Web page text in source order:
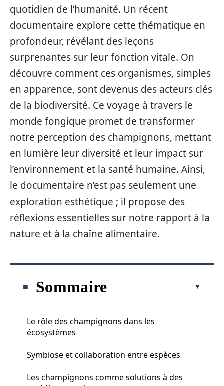
quotidien de l’humanité. Un récent
documentaire explore cette thématique en
profondeur, révélant des leçons
surprenantes sur leur fonction vitale. On
découvre comment ces organismes, simples
en apparence, sont devenus des acteurs clés
de la biodiversité. Ce voyage à travers le
monde fongique promet de transformer
notre perception des champignons, mettant
en lumière leur diversité et leur impact sur
l’environnement et la santé humaine. Ainsi,
le documentaire n’est pas seulement une
exploration esthétique ; il propose des
réflexions essentielles sur notre rapport à la
nature et à la chaîne alimentaire.
Sommaire
Le rôle des champignons dans les
écosystèmes
Symbiose et collaboration entre espèces
Les champignons comme solutions à des